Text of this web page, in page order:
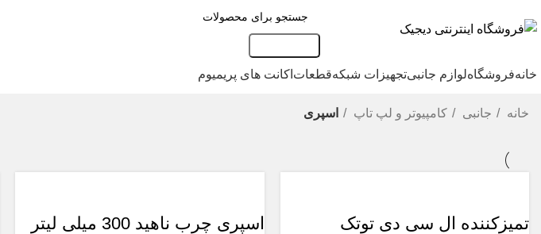
خانهفروشگاهلوازم جانبیتجهیزات شبکهقطعات اکانت های پریمیوم
خانه جانبی کامپیوتر و لپ تاپ اسپری
تمیزکننده ال سی دی توتک اسپری چرب ناهید 300 میلی لیتر